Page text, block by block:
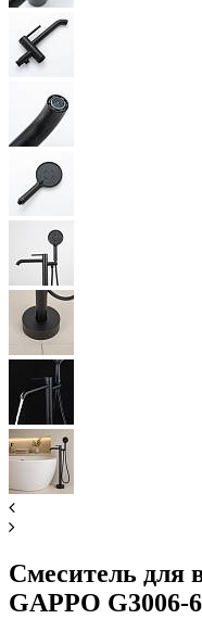
Смеситель для
GAPPO G3006-